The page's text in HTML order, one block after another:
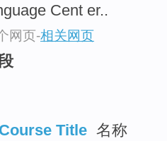
Cent er..
网页-相关网页
Title 名称